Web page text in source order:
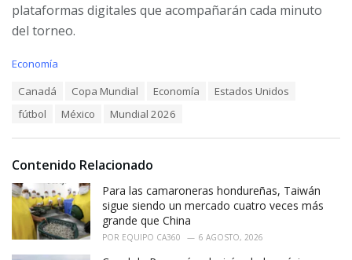
plataformas digitales que acompañarán cada minuto
del torneo.
C
i
s
Economía
Canadá Copa Mundial Economía
Estados Unidos
fútbol
México Mundial 2026
Contenido Relacionado
Para las camaroneras hondureñas, Taiwán
sigue siendo un mercado cuatro veces más
grande que China
POR EQUIPO CA360 6 AGOSTO, 2026